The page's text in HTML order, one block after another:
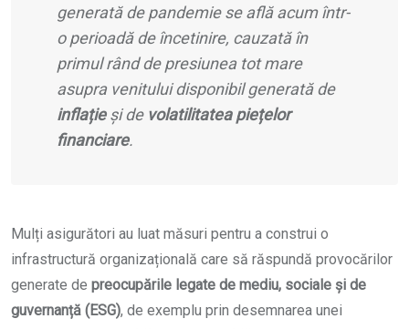
generată de pandemie se află acum într-
o perioadă de încetinire, cauzată în
primul rând de presiunea tot mare
asupra venitului disponibil generată de
inflațieși de volatilitatea piețelor
financiare.
Mulți asigurători au luat măsuri pentru a construi o
infrastructură organizațională care să răspundă provocărilor
generate de preocupările legate de mediu, sociale și de
guvernanță (ESG), de exemplu prin desemnarea unei